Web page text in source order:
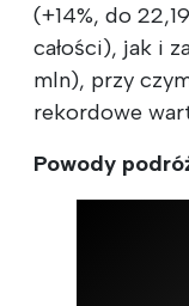
(+14%, do
całości), jak i
mln), przy
rekordowe
Powody